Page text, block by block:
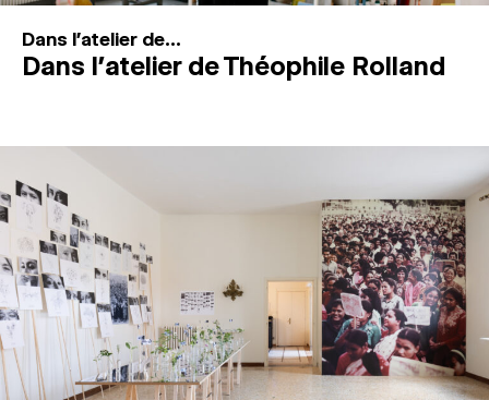
Dans l'atelier de...
Dans l’atelier de Théophile Rolland